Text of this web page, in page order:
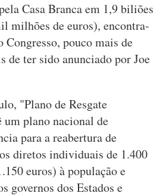
Casa Branca em 1,9 biliões
milhões de euros), encontra-
Congresso, pouco mais de
de ter sido anunciado por Joe
"Plano de Resgate
plano nacional de
para a reabertura de
diretos individuais de 1.400
euros) à população e
governos dos Estados e